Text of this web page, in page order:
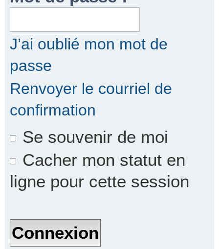
J’ai oublié mon mot de
passe
Renvoyer le courriel de
confirmation
Se souvenir de moi
Cacher mon statut en
ligne pour cette session